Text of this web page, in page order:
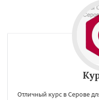
Отличный курс в Серове